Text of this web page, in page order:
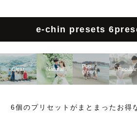
e-chin presets
Clear Natural
Pop
green
Peculiar
6個のプリセットがまとまったお得